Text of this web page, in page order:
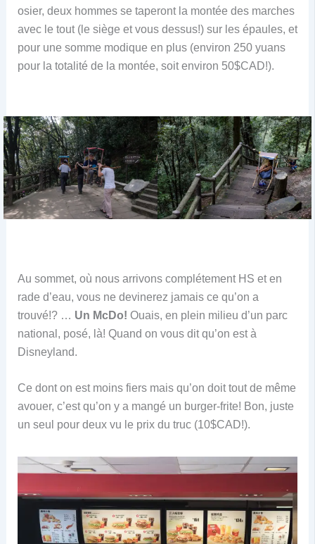
osier, deux hommes se taperont la montée des marches
avec le tout (le siège et vous dessus!) sur les épaules, et
pour une somme modique en plus (environ 250 yuans
pour la totalité de la montée, soit environ 50$CAD!).
Au sommet, où nous arrivons complétement HS et en
rade d’eau, vous ne devinerez jamais ce qu’on a
trouvé!? … Un McDo! Ouais, en plein milieu d’un parc
national, posé, là! Quand on vous dit qu’on est à
Disneyland.
Ce dont on est moins fiers mais qu’on doit tout de même
avouer, c’est qu’on y a mangé un burger-frite! Bon, juste
un seul pour deux vu le prix du truc (10$CAD!).